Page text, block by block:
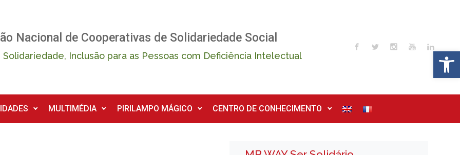
Nacional de Cooperativas de Solidariedade Social
Inclusão para as Pessoas com Deficiência Intelectual
MULTIMÉDIA PIRILAMPO MÁGICO CENTRO DE CONHECIMENTO